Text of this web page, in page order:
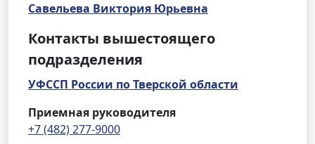
Савельева Виктория Юрьевна
Контакты вышестоящего
подразделения
УФССП России по Тверской области
Приемная руководителя
+7 (482) 277-9000